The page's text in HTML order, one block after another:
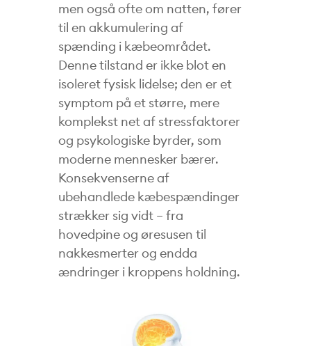
men også ofte om natten, fører
til en akkumulering af
spænding i kæbeområdet.
Denne tilstand er ikke blot en
isoleret fysisk lidelse; den er et
symptom på et større, mere
komplekst net af stressfaktorer
og psykologiske byrder, som
moderne mennesker bærer.
Konsekvenserne af
ubehandlede kæbespændinger
strækker sig vidt – fra
hovedpine og øresusen til
nakkesmerter og endda
ændringer i kroppens holdning.